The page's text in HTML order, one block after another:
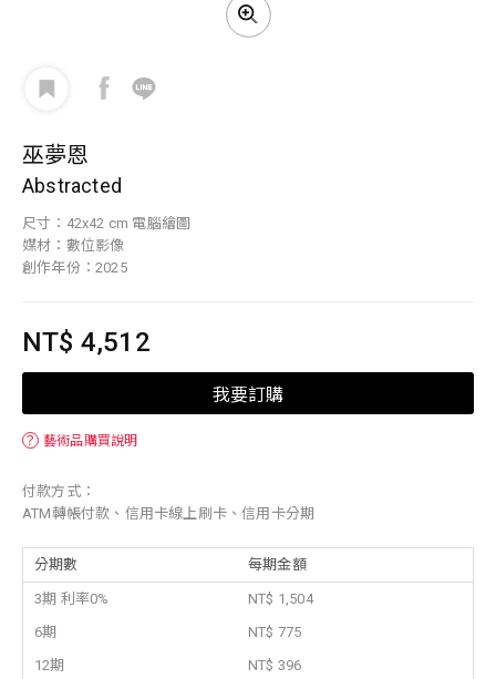
巫夢恩
Abstracted
尺寸：42x42 cm 電腦繪圖
媒材：數位影像
創作年份：2025
NT$ 4,512
我要訂購
？ 藝術品購買說明
付款方式：
ATM轉帳付款、信用卡線上刷卡、信用卡分期
分期數 每期金額
3期 利率0%
NT$ 1,504
6期
NT$ 775
12期
NT$ 396